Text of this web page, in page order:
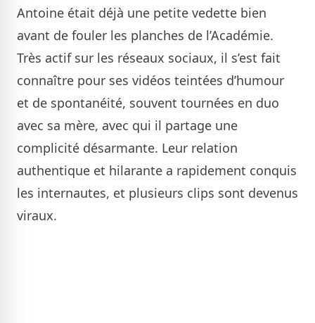
Antoine était déjà une petite vedette bien
avant de fouler les planches de l’Académie.
Très actif sur les réseaux sociaux, il s’est fait
connaître pour ses vidéos teintées d’humour
et de spontanéité, souvent tournées en duo
avec sa mère, avec qui il partage une
complicité désarmante. Leur relation
authentique et hilarante a rapidement conquis
les internautes, et plusieurs clips sont devenus
viraux.